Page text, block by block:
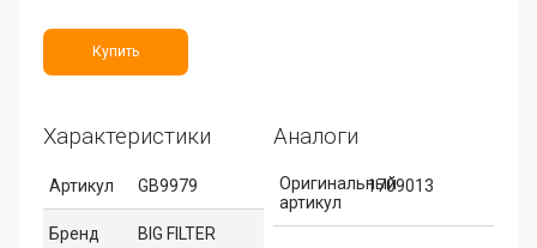
Купить
Характеристики
Артикул GB9979
Бренд BIG FILTER
Аналоги
Оригинальный
артикул
1709013